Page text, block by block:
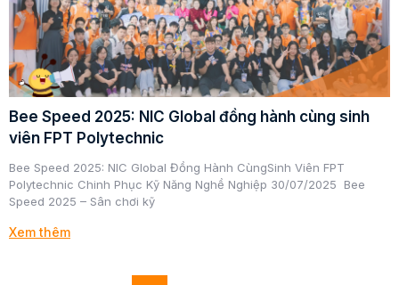
Bee Speed 2025: NIC Global đồng hành cùng sinh
viên FPT Polytechnic
Bee Speed 2025: NIC Global Đồng Hành CùngSinh Viên FPT
Polytechnic Chinh Phục Kỹ Năng Nghề Nghiệp 30/07/2025 Bee
Speed 2025 – Sân chơi kỹ
Xem thêm